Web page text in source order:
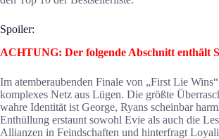
Spoiler:
ACHTUNG: Der folgende Abschnitt enthält
Im atemberaubenden Finale von „First Lie
komplexes Netz aus Lügen. Die größte
wahre Identität ist George, Ryans scheinbar
Enthüllung erstaunt sowohl Evie als auch die
Allianzen in Feindschaften und hinterfragt